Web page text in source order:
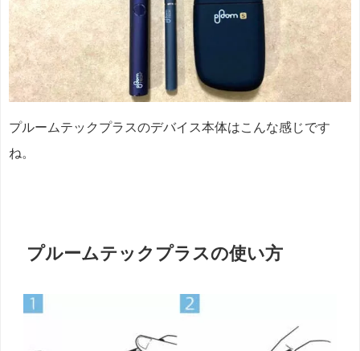
プルームテックプラスのデバイス本体はこんな感じです
ね。
プルームテックプラスの使い方